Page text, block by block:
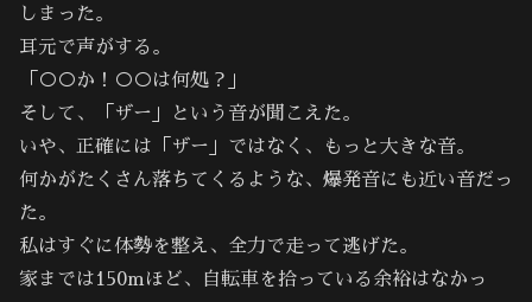
しまった。
耳元で声がする。
「○○か！○○は何処？」
そして、「ザー」という音が聞こえた。
いや、正確には「ザー」ではなく、もっと大きな音。
何かがたくさん落ちてくるような、爆発音にも近い音だっ
た。
私はすぐに体勢を整え、全力で走って逃げた。
家までは150mほど、自転車を拾っている余裕はなかっ